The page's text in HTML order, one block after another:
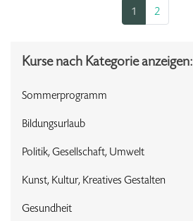
1 2
Kurse nach Kategorie anzeigen:
Sommerprogramm
Bildungsurlaub
Politik, Gesellschaft, Umwelt
Kunst, Kultur, Kreatives Gestalten
Gesundheit